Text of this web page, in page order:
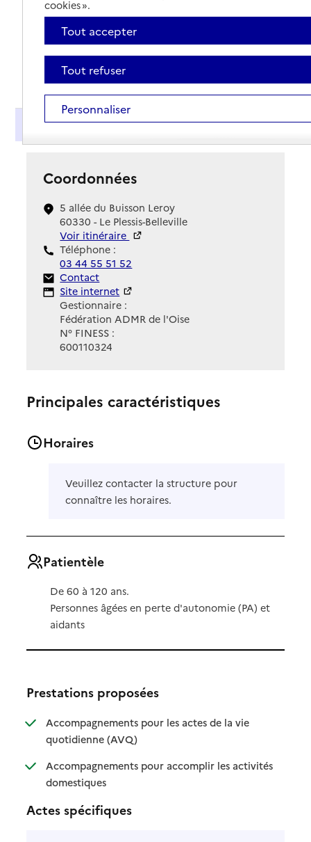
Présentation
Coordonnées
5 allée du Buisson Leroy
60330 - Le Plessis-Belleville
Voir itinéraire
Téléphone :
03 44 55 51 52
Contact
Contact
Site Internet
Site internet
Gestionnaire :
Fédération ADMR de l'Oise
N° FINESS :
600110324
Principales caractéristiques
Horaires
Veuillez contacter la structure pour
connaître les horaires.
Patientèle
De 60 à 120 ans.
Personnes âgées en perte d'autonomie (PA) et
aidants
Prestations proposées
Accompagnements pour les actes de la vie
quotidienne (AVQ): disponible
: non disponible
Accompagnements pour accomplir les activités
domestiques: disponible
: non disponible
Actes spécifiques
cookies ».
Tout accepter
Tout refuser
Personnaliser